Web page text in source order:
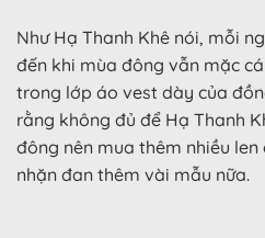
Như Hạ Thanh Khê nói, mỗi
đến khi mùa đông vẫn mặc
trong lớp áo vest dày của
rằng không đủ để Hạ Thanh
đông nên mua thêm nhiều
nhặn đan thêm vài mẫu nữa.